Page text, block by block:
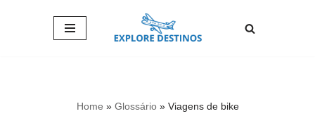
Home » Glossário» Viagens de bike